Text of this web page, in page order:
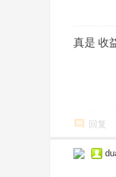
真是 收
回复